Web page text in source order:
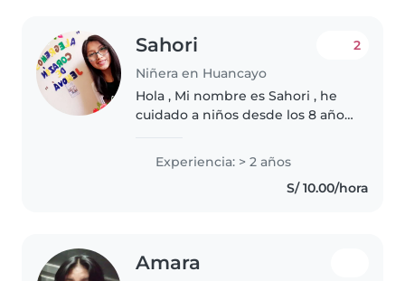
Sahori
Niñera en Huancayo
2
Hola , Mi nombre es Sahori , he
cuidado a niños desde los 8 años
luego con mis primos, luego con
la hija de mi vecina y finalmente
Experiencia: > 2 años
S/ 10.00/hora
Amara